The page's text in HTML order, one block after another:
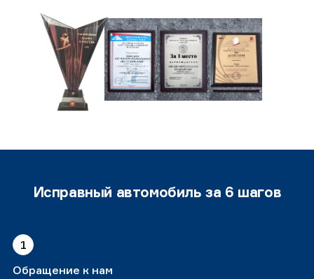
Исправный автомобиль за 6 шагов
1
Обращение к нам